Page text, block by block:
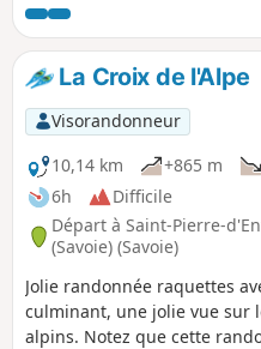
n'est pas simple : elle
sur le terrain, donc un réel
partie se déroule en terrain
sûr. Mais l'effort demandé
Informations pratiques
La Croix de l'Alpe
Visorandonneur
10,14 km
+865 m
6h
Difficile
Départ à Saint-Pierre-
(Savoie) (Savoie)
Jolie randonnée raquettes
culminant, une jolie vue sur
alpins. Notez que cette